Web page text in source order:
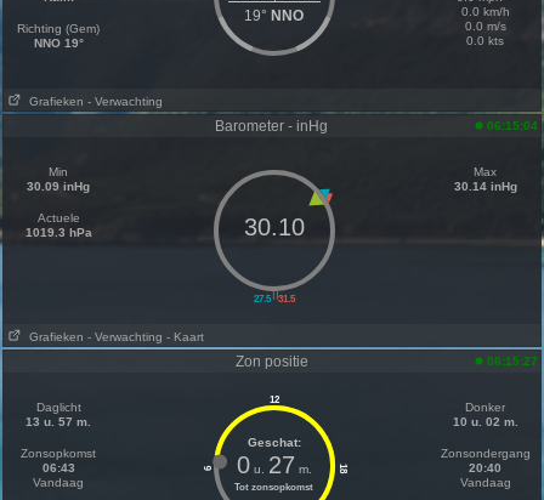
Richting (Gem)
NNO 19°
19° NNO
0.0 km/h
0.0 m/s
0.0 kts
Grafieken - Verwachting
Barometer - inHg 06:15:04
Min
30.09 inHg
Actuele
1019.3 hPa
||
27.5 31.5
30.10
Max
30.14 inHg
Grafieken - Verwachting - Kaart
Zon positie 06:15:27
Daglicht
13 u. 57 m.
Zonsopkomst
06:43
Vandaag
12
6 18
Geschat:
0u. 27 m.
Tot zonsopkomst
Donker
10 u. 02 m.
Zonsondergang
20:40
Vandaag